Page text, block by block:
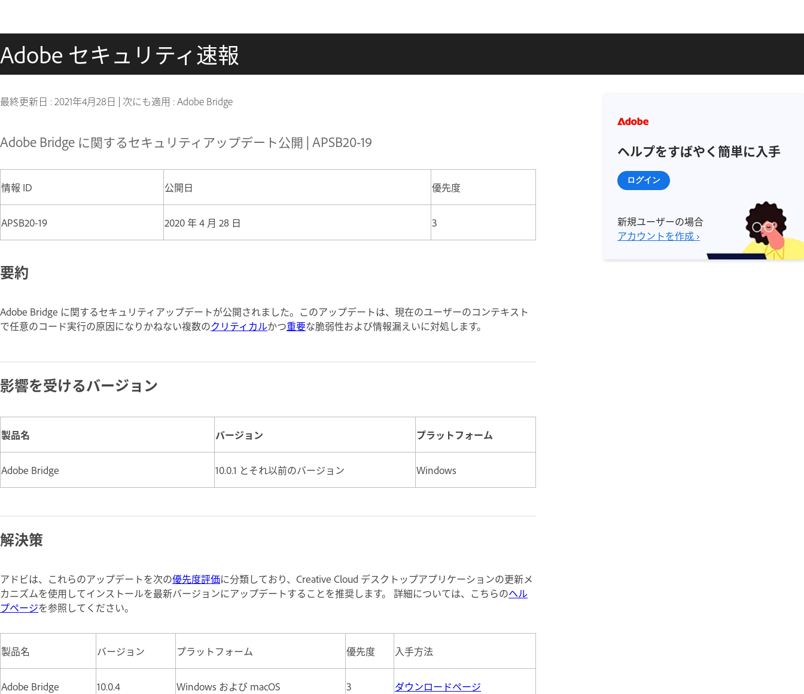
Adobe セキュリティ速報
最終更新日 :2021年4月28日 | 次にも適用 : Adobe Bridge
Adobe Bridge に関するセキュリティアップデート公開 | APSB20-19
情報 ID 公開日 優先度
APSB20-19 2020 年 4 月 28 日 3
要約
Adobe Bridge に関するセキュリティアップデートが公開されました。このアップデートは、現在のユーザーのコンテキスト
で任意のコード実行の原因になりかねない複数のクリティカルかつ重要な脆弱性および情報漏えいに対処します。
影響を受けるバージョン
製品名 バージョン プラットフォーム
Adobe Bridge 10.0.1 とそれ以前のバージョン Windows
解決策
アドビは、これらのアップデートを次の優先度評価に分類しており、Creative Cloud デスクトップアプリケーションの更新メ
カニズムを使用してインストールを最新バージョンにアップデートすることを推奨します。 詳細については、こちらのヘル
プページを参照してください。
製品名 バージョン プラットフォーム 優先度 入手方法
Adobe Bridge 10.0.4 Windows および macOS 3 ダウンロードページ
ヘルプをすばやく簡単に入手
ログイン
新規ユーザーの場合
アカウントを作成 ›